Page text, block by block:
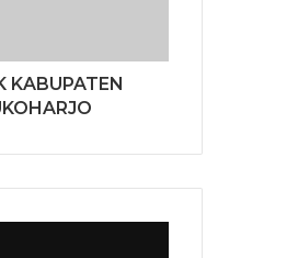
KABUPATEN